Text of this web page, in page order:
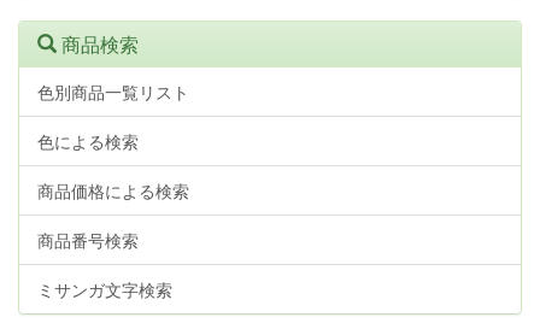
商品検索
色別商品一覧リスト
色による検索
商品価格による検索
商品番号検索
ミサンガ文字検索